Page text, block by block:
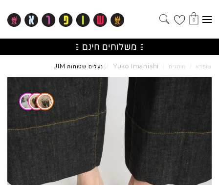
0
שופרא / מותגים /
Yuko Imanishi
/ נעלים שטוחות JIM
Skip to product reviews